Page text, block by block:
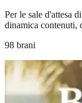
Per le sale d'attesa
dinamica contenuti,
98 brani